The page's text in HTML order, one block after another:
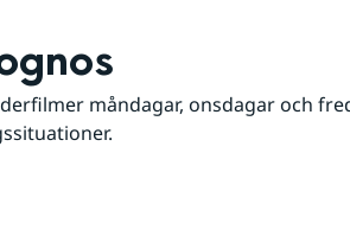
måndagar, onsdagar och